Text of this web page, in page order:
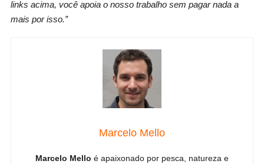
links acima, você apoia o nosso trabalho sem pagar nada a
mais por isso.”
Marcelo Mello
Marcelo Mello é apaixonado por pesca, natureza e